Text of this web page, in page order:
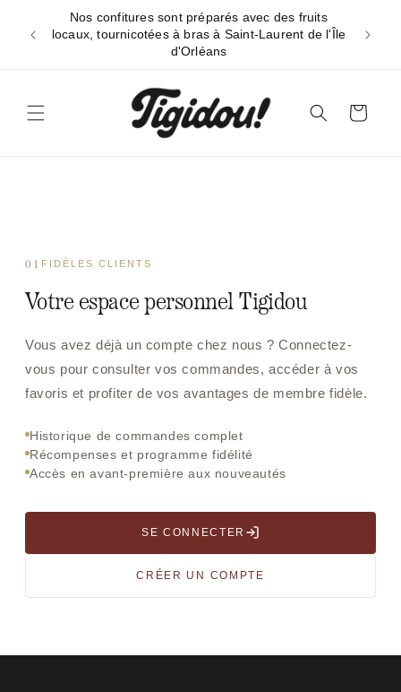
passer
au
Nos confitures sont préparés avec des fruits
locaux, tournicotées à bras à Saint-Laurent de l'Île
d'Orléans
Panier
01 FIDÈLES CLIENTS
Votre espace personnel Tigidou
Vous avez déjà un compte chez nous ? Connectez-
vous pour consulter vos commandes, accéder à vos
favoris et profiter de vos avantages de membre fidèle.
Historique de commandes complet
Récompenses et programme fidélité
Accès en avant-première aux nouveautés
SE CONNECTER
CRÉER UN COMPTE